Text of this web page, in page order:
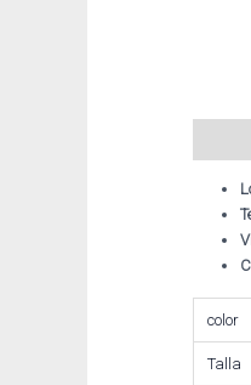
color
Talla